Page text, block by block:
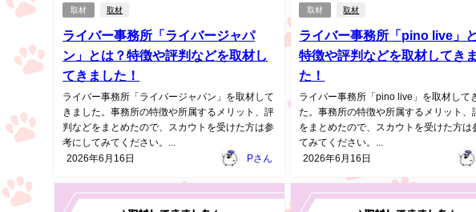
取材 取材
ライバー事務所「ライバージャパ
ン」とは？特徴や評判などを取材し
てきました！
ライバー事務所「ライバージャパン」を取材して
きました。事務所の特徴や所属するメリット、評
判などをまとめたので、スカウトを受けた方は参
考にしてみてください。...
2026年6月16日
Pさん
取材 取材
ライバー事務所「pino live」
特徴や評判などを取材してき
た！
ライバー事務所「pino live」を取材して
た。事務所の特徴や所属するメリット、
をまとめたので、スカウトを受けた方は
てみてください。...
2026年6月16日